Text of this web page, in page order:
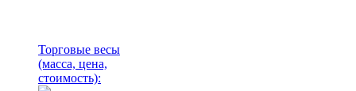
Торговые весы
(масса, цена,
стоимость):